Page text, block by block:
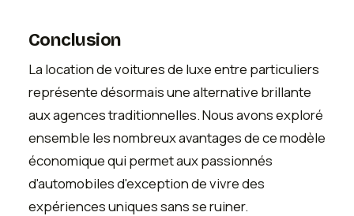
Conclusion
La location de voitures de luxe entre particuliers
représente désormais une alternative brillante
aux agences traditionnelles. Nous avons exploré
ensemble les nombreux avantages de ce modèle
économique qui permet aux passionnés
d'automobiles d'exception de vivre des
expériences uniques sans se ruiner.